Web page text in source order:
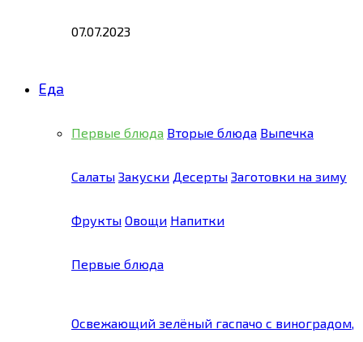
07.07.2023
Еда
Первые блюда Вторые блюда Выпечка
Салаты Закуски Десерты Заготовки на зиму
Фрукты Овощи Напитки
Первые блюда
Освежающий зелёный гаспачо с виноградом,